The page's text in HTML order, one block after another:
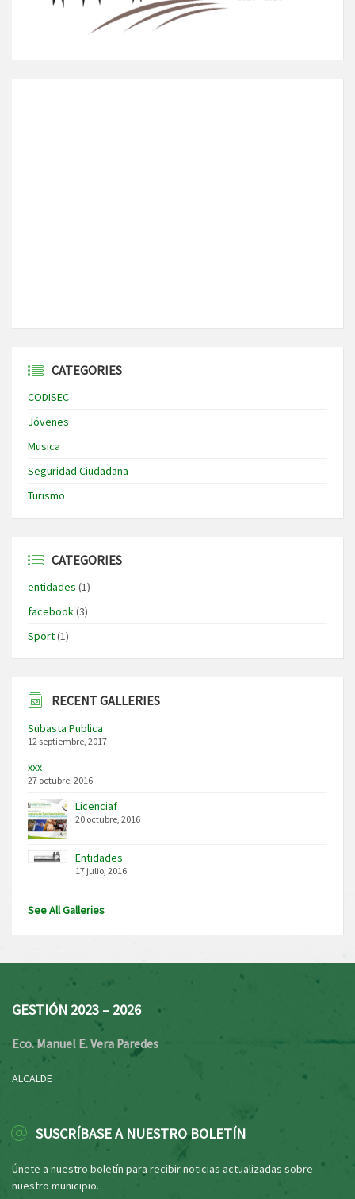
CATEGORIES
CODISEC
Jóvenes
Musica
Seguridad Ciudadana
Turismo
CATEGORIES
entidades (1)
facebook(3)
Sport(1)
RECENT GALLERIES
Subasta Publica
12 septiembre, 2017
xxx
27 octubre, 2016
Licenciaf
20 octubre, 2016
Entidades
17 julio, 2016
See All Galleries
GESTIÓN 2023 – 2026
Eco. Manuel E. Vera Paredes
ALCALDE
SUSCRÍBASE A NUESTRO BOLETÍN
Únete a nuestro boletín para recibir noticias actualizadas sobre
nuestro municipio.